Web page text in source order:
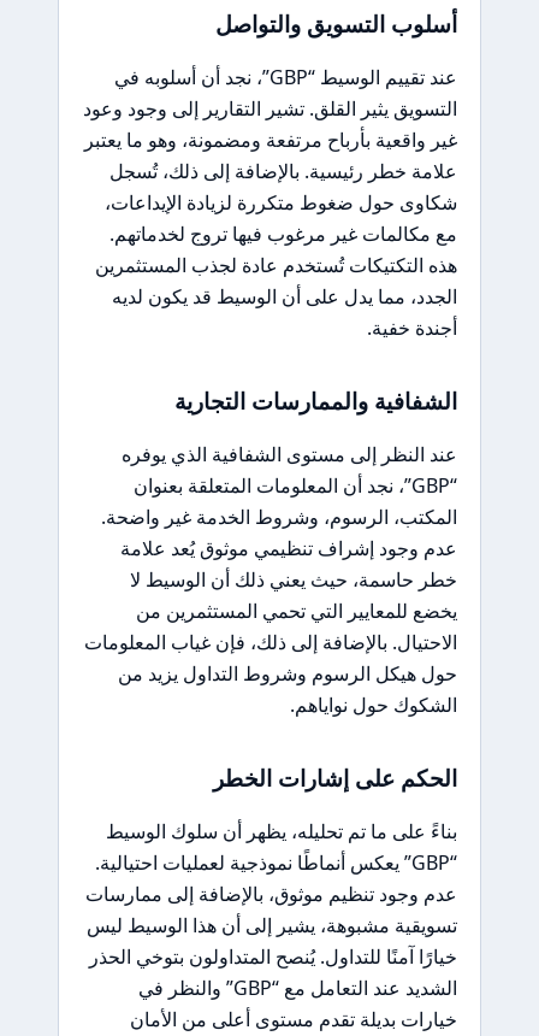
أسلوب التسويق والتواصل
عند تقييم الوسيط “GBP”، نجد أن أسلوبه في
التسويق يثير القلق. تشير التقارير إلى وجود وعود
غير واقعية بأرباح مرتفعة ومضمونة، وهو ما يعتبر
علامة خطر رئيسية. بالإضافة إلى ذلك، تُسجل
شكاوى حول ضغوط متكررة لزيادة الإيداعات،
مع مكالمات غير مرغوب فيها تروج لخدماتهم.
هذه التكتيكات تُستخدم عادة لجذب المستثمرين
الجدد، مما يدل على أن الوسيط قد يكون لديه
أجندة خفية.
الشفافية والممارسات التجارية
عند النظر إلى مستوى الشفافية الذي يوفره
“GBP”، نجد أن المعلومات المتعلقة بعنوان
المكتب، الرسوم، وشروط الخدمة غير واضحة.
عدم وجود إشراف تنظيمي موثوق يُعد علامة
خطر حاسمة، حيث يعني ذلك أن الوسيط لا
يخضع للمعايير التي تحمي المستثمرين من
الاحتيال. بالإضافة إلى ذلك، فإن غياب المعلومات
حول هيكل الرسوم وشروط التداول يزيد من
الشكوك حول نواياهم.
الحكم على إشارات الخطر
بناءً على ما تم تحليله، يظهر أن سلوك الوسيط
“GBP” يعكس أنماطًا نموذجية لعمليات احتيالية.
عدم وجود تنظيم موثوق، بالإضافة إلى ممارسات
تسويقية مشبوهة، يشير إلى أن هذا الوسيط ليس
خيارًا آمنًا للتداول. يُنصح المتداولون بتوخي الحذر
الشديد عند التعامل مع “GBP” والنظر في
خيارات بديلة تقدم مستوى أعلى من الأمان